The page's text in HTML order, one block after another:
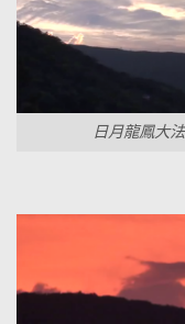
日月龍鳳大